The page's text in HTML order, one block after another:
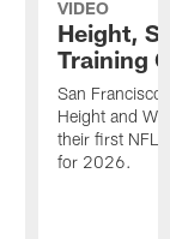
VIDEO
Height,
Training
San Francisco
Height and
their first NFL
for 2026.